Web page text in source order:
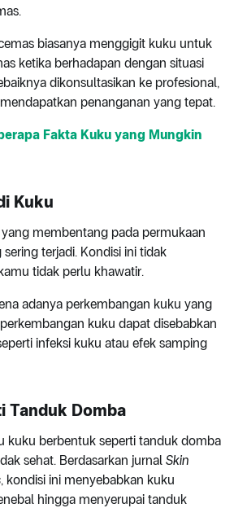
biasanya menggigit kuku untuk
ketika berhadapan dengan situasi
dikonsultasikan ke profesional,
penanganan yang tepat.
Fakta Kuku yang Mungkin
Kuku
yang membentang pada permukaan
terjadi. Kondisi ini tidak
tidak perlu khawatir.
adanya perkembangan kuku yang
kuku dapat disebabkan
infeksi kuku atau efek samping
Tanduk Domba
kuku berbentuk seperti tanduk domba
sehat. Berdasarkan jurnal Skin
, kondisi ini menyebabkan kuku
hingga menyerupai tanduk